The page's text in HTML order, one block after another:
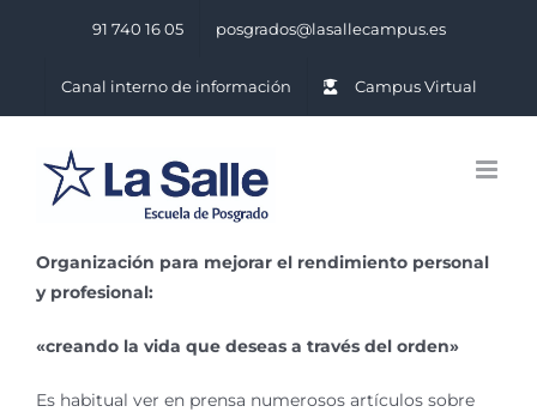
91 740 16 05 posgrados@lasallecampus.es
Canal interno de información Campus Virtual
Organización para mejorar el rendimiento personal
y profesional:
«creando la vida que deseas a través del orden»
Es habitual ver en prensa numerosos artículos sobre